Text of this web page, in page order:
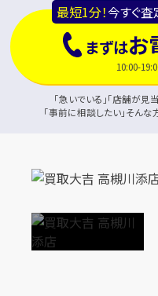
最短1分！今すぐ
まずはお
10:00-
「急いでいる」「店舗が見
「事前に相談したい」そんな